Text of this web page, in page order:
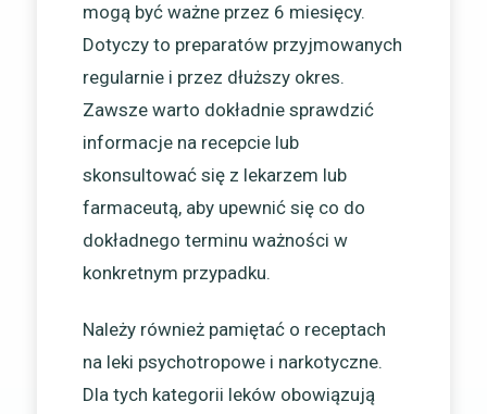
mogą być ważne przez 6 miesięcy.
Dotyczy to preparatów przyjmowanych
regularnie i przez dłuższy okres.
Zawsze warto dokładnie sprawdzić
informacje na recepcie lub
skonsultować się z lekarzem lub
farmaceutą, aby upewnić się co do
dokładnego terminu ważności w
konkretnym przypadku.
Należy również pamiętać o receptach
na leki psychotropowe i narkotyczne.
Dla tych kategorii leków obowiązują